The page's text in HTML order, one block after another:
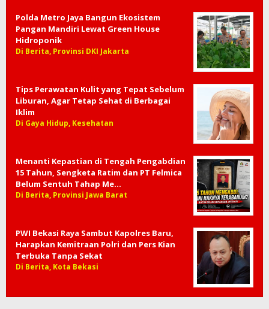
Polda Metro Jaya Bangun Ekosistem
Pangan Mandiri Lewat Green House
Hidroponik
Di Berita, Provinsi DKI Jakarta
Tips Perawatan Kulit yang Tepat Sebelum
Liburan, Agar Tetap Sehat di Berbagai
Iklim
Di Gaya Hidup, Kesehatan
Menanti Kepastian di Tengah Pengabdian
15 Tahun, Sengketa Ratim dan PT Felmica
Belum Sentuh Tahap Me…
Di Berita, Provinsi Jawa Barat
PWI Bekasi Raya Sambut Kapolres Baru,
Harapkan Kemitraan Polri dan Pers Kian
Terbuka Tanpa Sekat
Di Berita, Kota Bekasi